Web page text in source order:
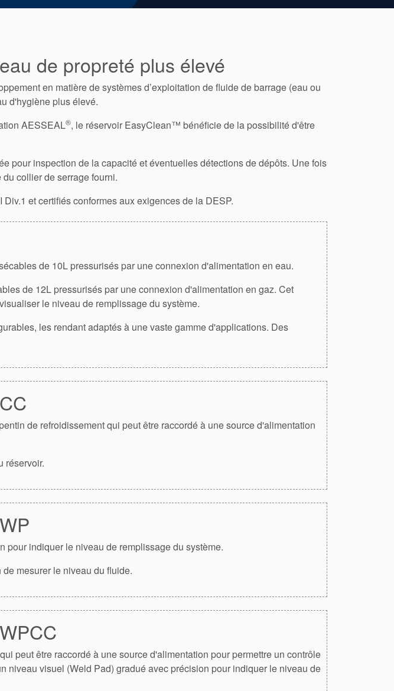
de propreté plus élevé
en matière de systèmes d’exploitation de fluide de barrage (eau ou
d'hygiène plus élevé.
AESSEAL®, le réservoir EasyClean™ bénéficie de la possibilité d'être
pour inspection de la capacité et éventuelles détections de dépôts. Une fois
collier de serrage fourni.
et certifiés conformes aux exigences de la DESP.
de 10L pressurisés par une connexion d'alimentation en eau.
de 12L pressurisés par une connexion d'alimentation en gaz. Cet
le niveau de remplissage du système.
les rendant adaptés à une vaste gamme d'applications. Des
de refroidissement qui peut être raccordé à une source d'alimentation
réservoir.
indiquer le niveau de remplissage du système.
mesurer le niveau du fluide.
peut être raccordé à une source d'alimentation pour permettre un contrôle
niveau visuel (Weld Pad) gradué avec précision pour indiquer le niveau de